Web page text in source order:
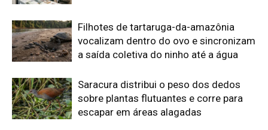
Edição atual da Revista
Amazônia